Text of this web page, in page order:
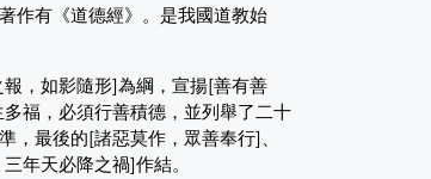
作有《道德經》。是我國道教始
，如影隨形]為綱，宣揚[善有善
福，必須行善積德，並列舉了二十
，最後的[諸惡莫作，眾善奉行]、
年天必降之禍]作結。